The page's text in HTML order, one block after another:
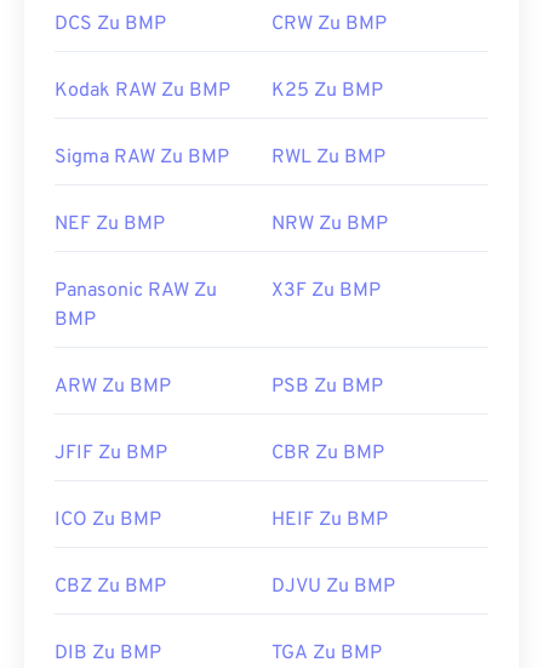
DCS Zu BMP CRW Zu BMP
Kodak RAW Zu BMP K25 Zu BMP
Sigma RAW Zu BMP RWL Zu BMP
NEF Zu BMP NRW Zu BMP
Panasonic RAW Zu
BMP
X3F Zu BMP
ARW Zu BMP PSB Zu BMP
JFIF Zu BMP CBR Zu BMP
ICO Zu BMP HEIF Zu BMP
CBZ Zu BMP DJVU Zu BMP
DIB Zu BMP TGA Zu BMP